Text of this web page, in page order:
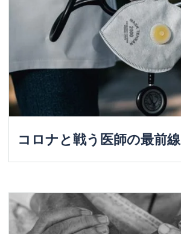
コロナと戦う医師の最前線